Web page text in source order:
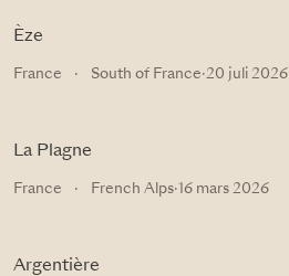
Èze
France · South of France·20 juli 2026
La Plagne
France · French Alps·16 mars 2026
Argentière